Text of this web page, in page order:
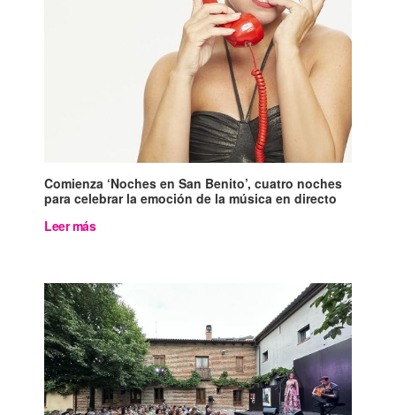
Comienza ‘Noches en San Benito’, cuatro noches
para celebrar la emoción de la música en directo
Leer más